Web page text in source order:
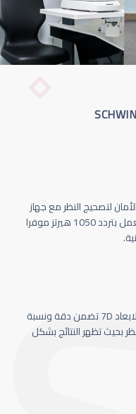
لتصحيج النظر مع جهاز
Schwind Amaris 1050 الذي يعمل بتردد 1050 هيرتز موفرا
كاميرا تتبع حركة العين سباعية الابعاد 7D تضمن دقة ونسبة
بحيث تظهر النتائج بشكل